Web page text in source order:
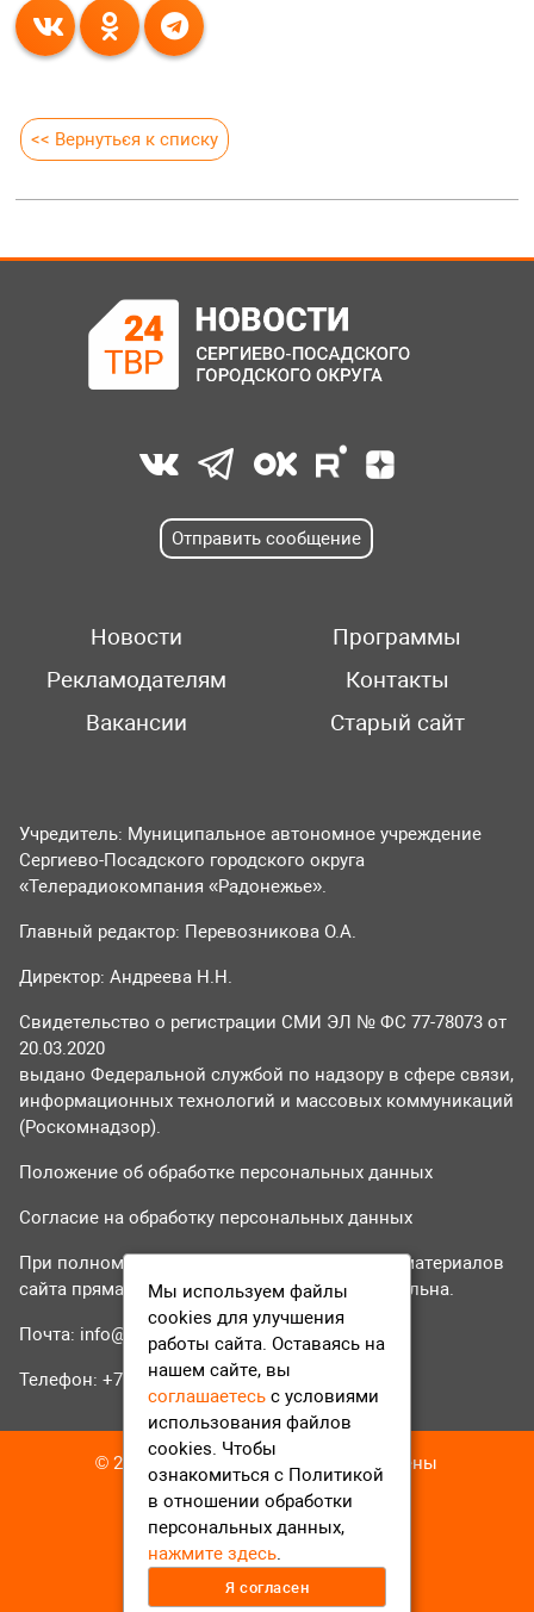
<< Вернуться к списку
Отправить сообщение
Новости
Программы
Рекламодателям
Контакты
Вакансии
Старый сайт
Учредитель: Муниципальное автономное учреждение
Сергиево-Посадского городского округа
«Телерадиокомпания «Радонежье».
Главный редактор: Перевозникова О.А.
Директор: Андреева Н.Н.
Свидетельство о регистрации СМИ ЭЛ № ФС 77-78073 от
20.03.2020
выдано Федеральной службой по надзору в сфере связи,
информационных технологий и массовых коммуникаций
(Роскомнадзор).
Положение об обработке персональных данных
Согласие на обработку персональных данных
При полном или частичном использовании материалов
сайта прямая гиперссылка на tvr24.tv обязательна.
Почта: info@tvr24.tv
Телефон: +7 (496) 551-04-95
© 2016-2023 ТВР24 Все права защищены
Мы используем файлы
cookies для улучшения
работы сайта. Оставаясь на
нашем сайте, вы
соглашаетесь с условиями
использования файлов
cookies. Чтобы
ознакомиться с Политикой
в отношении обработки
персональных данных,
нажмите здесь.
Я согласен